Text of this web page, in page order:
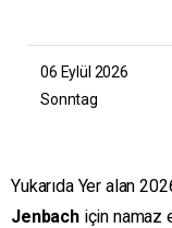
06 Eylül 2026
Sonntag
Yukarıda Yer alan
Jenbachiçin namaz